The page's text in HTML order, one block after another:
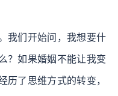
我们开始问，我想要什
？如果婚姻不能让我变
历了思维方式的转变，